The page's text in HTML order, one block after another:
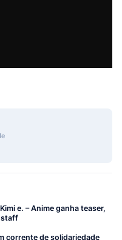
e. – Anime ganha teaser,
staff
corrente de solidariedade